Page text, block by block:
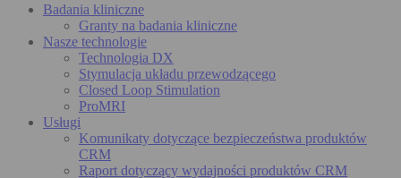
Badania kliniczne
Granty na badania kliniczne
Nasze technologie
Technologia DX
Stymulacja układu przewodzącego
Closed Loop Stimulation
ProMRI
Usługi
Komunikaty dotyczące bezpieczeństwa produktów
CRM
Raport dotyczący wydajności produktów CRM